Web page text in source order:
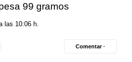
99 gramos
las 10:06 h.
Comentar ·